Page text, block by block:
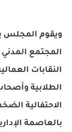
ويقوم المجلس
المجتمع
النقابات
الطلابية
الاحتفالية